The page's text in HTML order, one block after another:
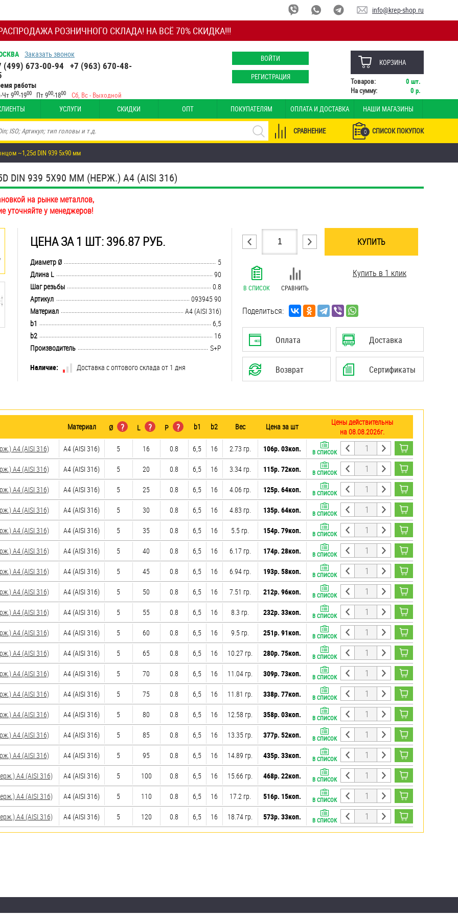
РОЗНИЧНОГО СКЛАДА! НА ВСЁ 70% СКИДКА!!!
info@krep-shop.ru
Заказать звонок
(499) 673-00-94 +7 (963) 670-48-
работы
Чт 900-1900 Пт 900-1800 Сб, Вс - Выходной
ВОЙТИ
РЕГИСТРАЦИЯ
КОРЗИНА
Товаров: 0 шт.
На сумму:
0 р.
УСЛУГИ СКИДКИ ОПТ ПОКУПАТЕЛЯМ ОПЛАТА И ДОСТАВКА НАШИ МАГАЗИНЫ
0 СПИСОК ПОКУПОК
СРАВНЕНИЕ
~1,25d DIN 939 5х90 мм
939 5Х90 ММ (НЕРЖ.) A4 (AISI 316)
на рынке металлов,
уточняйте у менеджеров!
ЦЕНА ЗА 1 ШТ: 396.87 РУБ.
........................................................................................................................................................................................................
Диаметр Ø
5
........................................................................................................................................................................................................
Длина L
90
........................................................................................................................................................................................................
Шаг резьбы
0.8
........................................................................................................................................................................................................
Артикул
093945 90
........................................................................................................................................................................................................
Материал
A4 (AISI 316)
........................................................................................................................................................................................................
b1
6,5
........................................................................................................................................................................................................
b2
16
........................................................................................................................................................................................................
Производитель
S+P
Наличие:
Доставка с оптового склада от 1 дня
КУПИТЬ
В СПИСОК СРАВНИТЬ
Купить в 1 клик
Поделиться:
Оплата Доставка
Возврат Сертификаты
Материал Ø ? L ? P ? b1 b2 Вес Цена за шт
Цены действительны
на 08.08.2026г.
A4 (AISI 316)
A4 (AISI 316) 5 16 0.8 6,5 16 2.73 гр. 106р. 03коп. В СПИСОК
A4 (AISI 316) A4 (AISI 316) 5 20 0.8 6,5 16 3.34 гр. 115р. 72коп. В СПИСОК
A4 (AISI 316) A4 (AISI 316) 5 25 0.8 6,5 16 4.06 гр. 125р. 64коп. В СПИСОК
A4 (AISI 316) A4 (AISI 316) 5 30 0.8 6,5 16 4.83 гр. 135р. 64коп. В СПИСОК
A4 (AISI 316) A4 (AISI 316) 5 35 0.8 6,5 16 5.5 гр. 154р. 79коп. В СПИСОК
A4 (AISI 316) A4 (AISI 316) 5 40 0.8 6,5 16 6.17 гр. 174р. 28коп. В СПИСОК
A4 (AISI 316) A4 (AISI 316) 5 45 0.8 6,5 16 6.94 гр. 193р. 58коп. В СПИСОК
A4 (AISI 316) A4 (AISI 316) 5 50 0.8 6,5 16 7.51 гр. 212р. 96коп. В СПИСОК
A4 (AISI 316) A4 (AISI 316) 5 55 0.8 6,5 16 8.3 гр. 232р. 33коп. В СПИСОК
A4 (AISI 316) A4 (AISI 316) 5 60 0.8 6,5 16 9.5 гр. 251р. 91коп. В СПИСОК
A4 (AISI 316) A4 (AISI 316) 5 65 0.8 6,5 16 10.27 гр. 280р. 75коп. В СПИСОК
A4 (AISI 316) A4 (AISI 316) 5 70 0.8 6,5 16 11.04 гр. 309р. 73коп. В СПИСОК
A4 (AISI 316) A4 (AISI 316) 5 75 0.8 6,5 16 11.81 гр. 338р. 77коп. В СПИСОК
A4 (AISI 316) A4 (AISI 316) 5 80 0.8 6,5 16 12.58 гр. 358р. 03коп. В СПИСОК
A4 (AISI 316) A4 (AISI 316) 5 85 0.8 6,5 16 13.35 гр. 377р. 52коп. В СПИСОК
A4 (AISI 316) A4 (AISI 316) 5 95 0.8 6,5 16 14.89 гр. 435р. 33коп. В СПИСОК
A4 (AISI 316) A4 (AISI 316) 5 100 0.8 6,5 16 15.66 гр. 468р. 22коп. В СПИСОК
A4 (AISI 316) A4 (AISI 316) 5 110 0.8 6,5 16 17.2 гр. 516р. 15коп. В СПИСОК
A4 (AISI 316) A4 (AISI 316) 5 120 0.8 6,5 16 18.74 гр. 573р. 33коп. В СПИСОК